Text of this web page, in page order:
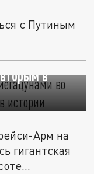
с Путиным
мегацунами
в
Арм на
гигантская